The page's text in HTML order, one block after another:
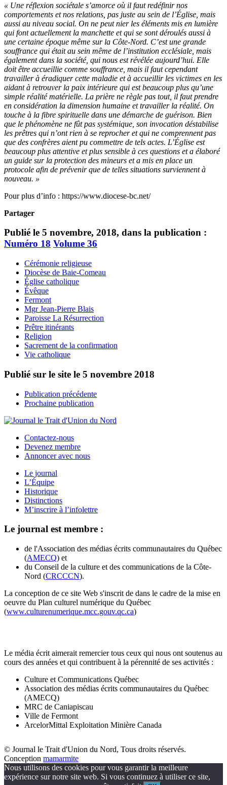
« Une réflexion sociétale s’amorce où il faut redéfinir nos
comportements et nos relations, pas juste au sein de l’Église, mais
aussi au niveau social. On ne peut nier les éléments mis en lumière
qui font actuellement la manchette et qui se sont déroulés aussi à
une certaine époque même sur la Côte-Nord. C’est une grande
souffrance qui était au sein même de l’institution ecclésiale, mais
également dans la société, qui nous est révélée aujourd’hui. Elle
doit être accueillie comme souffrance, mais il faut cependant
travailler à éradiquer cette maladie et à accueillir les victimes en les
aidant à retrouver la paix intérieure qui est beaucoup plus qu’une
simple réalité matérielle. La prière ne règle pas tout, il faut prendre
en considération la dimension humaine et travailler la réalité. On
touche à la fibre spirituelle dans une démarche de guérison. Bien
que le phénomène ne fût pas systémique, son invocation déstabilise
les prêtres qui n’ont rien à se reprocher et qui ne comprennent pas
que des confrères aient pu commettre de tels actes. L’Église est
beaucoup plus attentive et plus sensible à ces questions et a élaboré
un guide sur la protection des mineurs et a mis en place un
protocole afin de prévenir que de telles situations surviennent à
nouveau. »
Pour plus d’info : https://www.diocese-bc.net/
Partager
Publié le 5 novembre, 2018, dans la publication :
Numéro 18 Volume 36
Cérémonie religieuse
Diocèse de Baie-Comeau
Église catholique
Évêque
Fermont
Mgr Jean-Pierre Blais
Paroisse La Résurrection
Prêtre itinérants
Religion
Sacrement de la confirmation
Vie catholique
Publié sur le site le 5 novembre 2018
Publication précédente
Prochaine publication
Contactez-nous
Devenez membre
Annoncer avec nous
Le journal
L’Équipe
Historique
Distinctions
M’inscrire à l’infolettre
Le journal est membre :
de l'Association des médias écrits communautaires du Québec
(AMECQ) et
du Conseil de la culture et des communications de la Côte-
Nord (CRCCCN).
La conception de ce site Web s'inscrit de dans le cadre de la mise en
oeuvre du Plan culturel numérique du Québec
(www.culturenumerique.mcc.gouv.qc.ca)
Le média écrit aimerait remercier tous ceux qui nous ont soutenus au
cours des années et qui contribuent à la pérennité de ses activités :
Culture et Communications Québec
Association des médias écrits communautaires du Québec
(AMECQ)
MRC de Caniapiscau
Ville de Fermont
ArcelorMittal Exploitation Minière Canada
© Journal le Trait d'Union du Nord, Tous droits réservés.
Conception mamarmite
Nous utilisons des cookies pour vous garantir la meilleure
expérience sur notre site web. Si vous continuez à utiliser ce site,